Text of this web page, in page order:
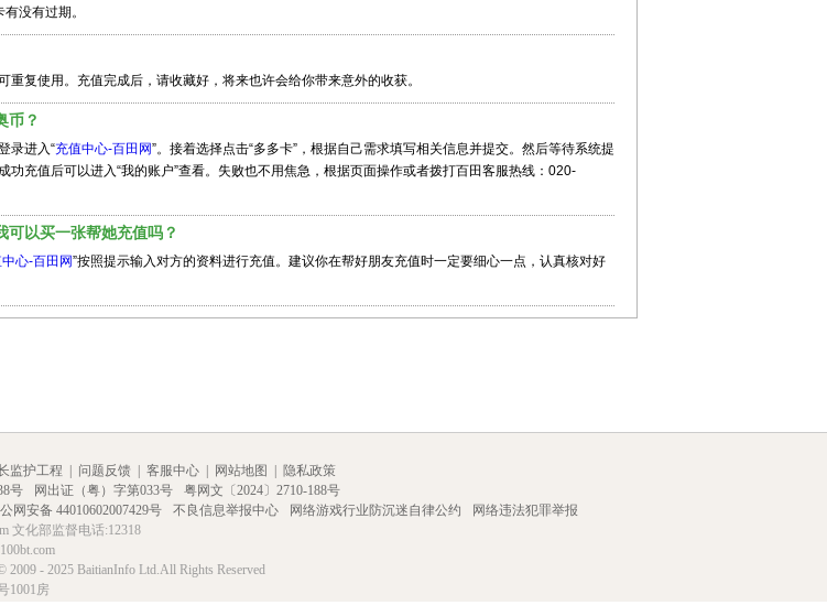
没有过期。
重复使用。充值完成后，请收藏好，将来也许会给你带来意外的收获。
币？
录进入“充值中心-百田网”。接着选择点击“多多卡”，根据自己需求填写相关信息并提交。然后等待系统提
功充值后可以进入“我的账户”查看。失败也不用焦急，根据页面操作或者拨打百田客服热线：020-
可以买一张帮她充值吗？
心-百田网”按照提示输入对方的资料进行充值。建议你在帮好朋友充值时一定要细心一点，认真核对好
监护工程 问题反馈 客服中心 网站地图
隐私政策
号
网出证（粤）字第033号
粤网文〔2024〕2710-188号
网安备 44010602007429号 不良信息举报中心 网络游戏行业防沉迷自律公约
网络违法犯罪举报
文化部监督电话:12318
- 2025 BaitianInfo Ltd.All Rights Reserved
1001房